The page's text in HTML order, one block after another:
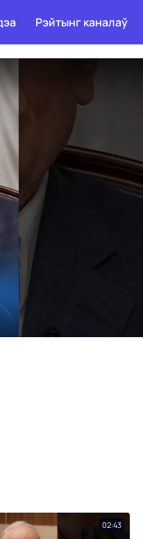
Рэйтынг каналаў
02:43